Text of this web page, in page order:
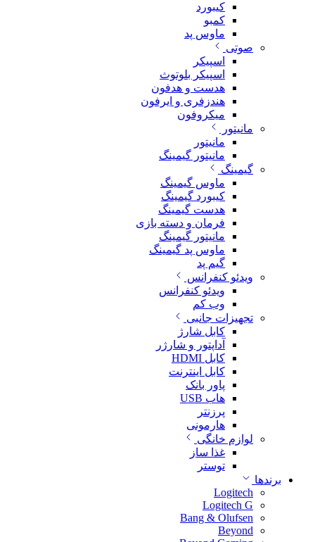
کیبورد
کمبو
ماوس پد
صوتی
اسپیکر
اسپیکر بلوتوث
هدست و هدفون
هندزفری و ایرفون
میکروفون
مانیتور
مانیتور
مانیتور گیمینگ
گیمینگ
ماوس گیمینگ
کیبورد گیمینگ
هدست گیمینگ
فرمان و دسته بازی
مانیتور گیمینگ
ماوس پد گیمینگ
گیم پد
ویدئو کنفرانس
ویدئو کنفرانس
وب کم
تجهیزات جانبی
کابل شارژ
آداپتور و شارژر
کابل HDMI
کابل اینترنت
پاور بانک
هاب USB
پرزنتر
هارمونی
لوازم خانگی
غذا ساز
توستر
برندها
Logitech
Logitech G
Bang & Olufsen
Beyond